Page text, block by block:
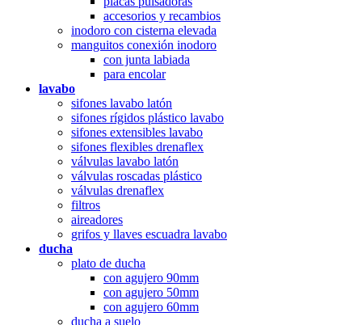
accesorios y recambios
inodoro con cisterna elevada
manguitos conexión inodoro
con junta labiada
para encolar
lavabo
sifones lavabo latón
sifones rígidos plástico lavabo
sifones extensibles lavabo
sifones flexibles drenaflex
válvulas lavabo latón
válvulas roscadas plástico
válvulas drenaflex
filtros
aireadores
grifos y llaves escuadra lavabo
ducha
plato de ducha
con agujero 90mm
con agujero 50mm
con agujero 60mm
ducha a suelo